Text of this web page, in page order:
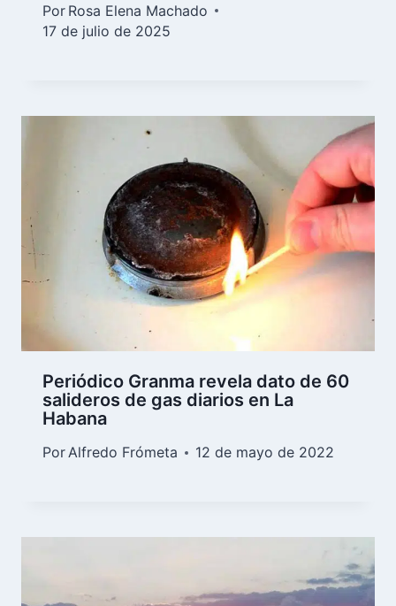
Por Rosa Elena Machado
17 de julio de 2025
Periódico Granma revela dato de 60
salideros de gas diarios en La
Habana
PorAlfredo Frómeta 12 de mayo de 2022